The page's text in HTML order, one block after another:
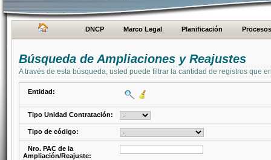
DNCP Marco Legal Planificación Procesos
Búsqueda de Ampliaciones y Reajustes
A través de esta búsqueda, usted puede filtrar la cantidad de registros que
Entidad:
Tipo Unidad Contratación:
Tipo de código:
Nro. PAC de la
Ampliación/Reajuste: